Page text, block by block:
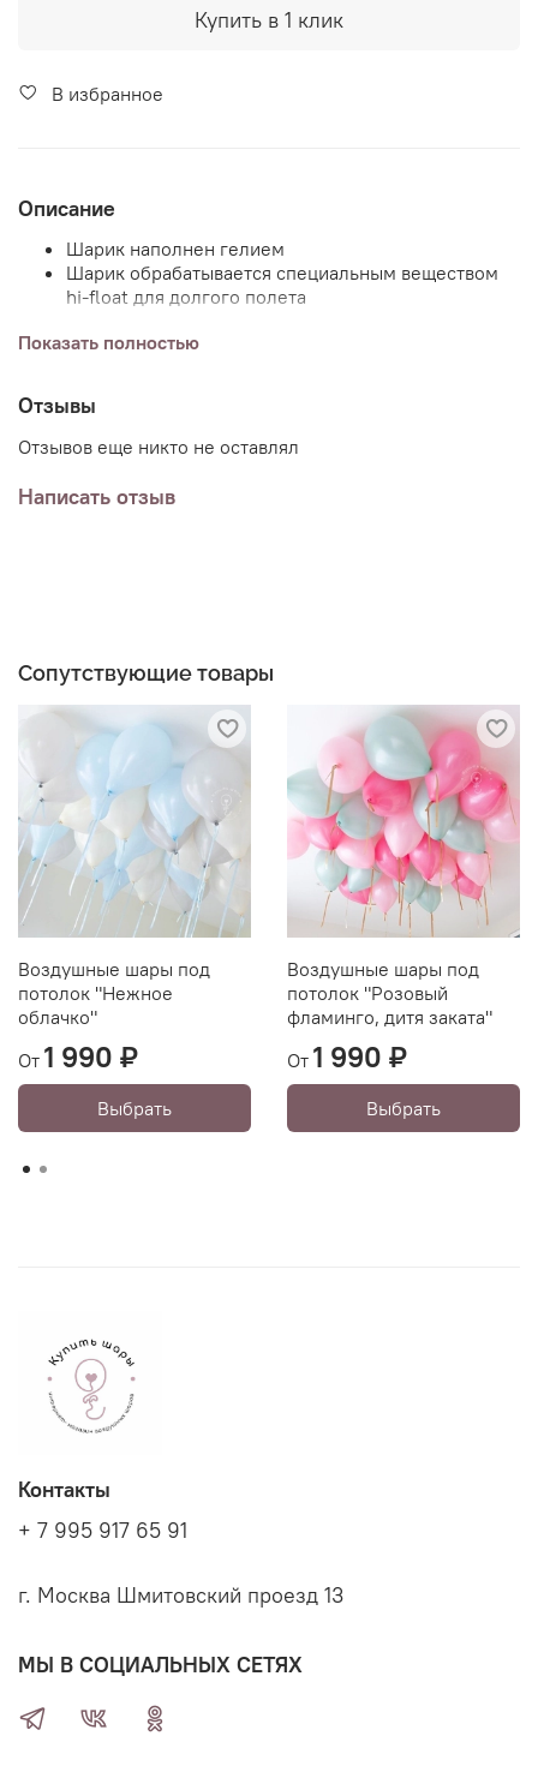
Купить в 1 клик
В избранное
Описание
Шарик наполнен гелием
Шарик обрабатывается специальным веществом
hi-float для долгого полета
В стоимость входит:
надпись по случаю
грузик
Вариации надписи можно изменить по желанию
Показать полностью
Отзывы
Отзывов еще никто не оставлял
Написать отзыв
Сопутствующие товары
Воздушные шары под
потолок "Нежное
облачко"
От 1 990 ₽
Выбрать
Воздушные шары под
потолок "Розовый
фламинго, дитя заката"
От 1 990 ₽
Выбрать
Контакты
+ 7 995 917 65 91
г. Москва Шмитовский проезд 13
МЫ В СОЦИАЛЬНЫХ СЕТЯХ